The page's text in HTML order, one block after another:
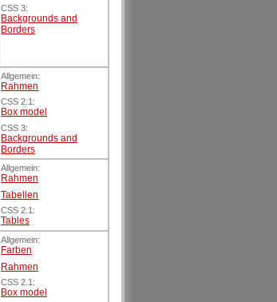
CSS 3:
Backgrounds and
Borders
Allgemein:
Rahmen
CSS 2.1:
Box model
CSS 3:
Backgrounds and
Borders
Allgemein:
Rahmen
Tabellen
CSS 2.1:
Tables
Allgemein:
Farben
Rahmen
CSS 2.1:
Box model